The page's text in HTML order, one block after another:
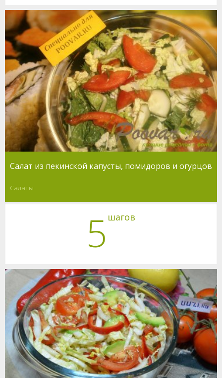
Салат из пекинской капусты, помидоров и огурцов
Салаты
5 шагов